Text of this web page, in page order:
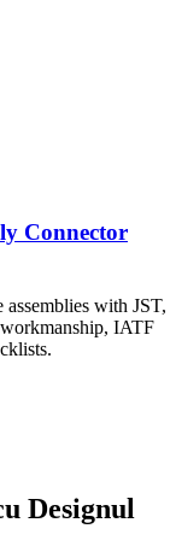
Connector
with JST,
IATF
Designul